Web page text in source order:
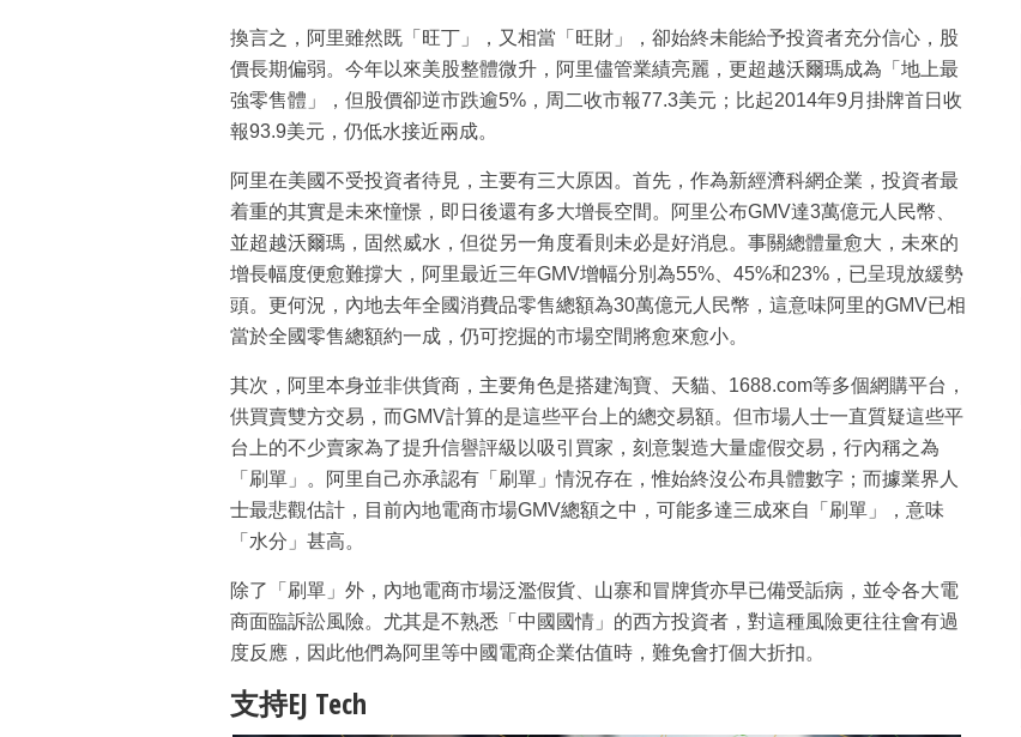
換言之，阿里雖然既「旺丁」，又相當「旺財」，卻始終未能給予投資者充分信心，股
價長期偏弱。今年以來美股整體微升，阿里儘管業績亮麗，更超越沃爾瑪成為「地上最
強零售體」，但股價卻逆市跌逾5%，周二收市報77.3美元；比起2014年9月掛牌首日收
報93.9美元，仍低水接近兩成。
阿里在美國不受投資者待見，主要有三大原因。首先，作為新經濟科網企業，投資者最
着重的其實是未來憧憬，即日後還有多大增長空間。阿里公布GMV達3萬億元人民幣、
並超越沃爾瑪，固然威水，但從另一角度看則未必是好消息。事關總體量愈大，未來的
增長幅度便愈難撐大，阿里最近三年GMV增幅分別為55%、45%和23%，已呈現放緩勢
頭。更何況，內地去年全國消費品零售總額為30萬億元人民幣，這意味阿里的GMV已相
當於全國零售總額約一成，仍可挖掘的市場空間將愈來愈小。
其次，阿里本身並非供貨商，主要角色是搭建淘寶、天貓、1688.com等多個網購平台，
供買賣雙方交易，而GMV計算的是這些平台上的總交易額。但市場人士一直質疑這些平
台上的不少賣家為了提升信譽評級以吸引買家，刻意製造大量虛假交易，行內稱之為
「刷單」。阿里自己亦承認有「刷單」情況存在，惟始終沒公布具體數字；而據業界人
士最悲觀估計，目前內地電商市場GMV總額之中，可能多達三成來自「刷單」，意味
「水分」甚高。
除了「刷單」外，內地電商市場泛濫假貨、山寨和冒牌貨亦早已備受詬病，並令各大電
商面臨訴訟風險。尤其是不熟悉「中國國情」的西方投資者，對這種風險更往往會有過
度反應，因此他們為阿里等中國電商企業估值時，難免會打個大折扣。
支持EJ Tech